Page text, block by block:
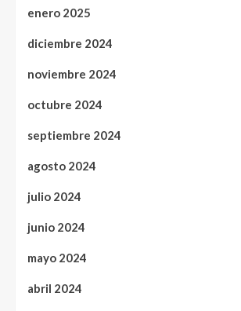
enero 2025
diciembre 2024
noviembre 2024
octubre 2024
septiembre 2024
agosto 2024
julio 2024
junio 2024
mayo 2024
abril 2024